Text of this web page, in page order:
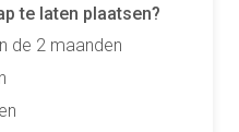
te laten plaatsen?
de 2 maanden